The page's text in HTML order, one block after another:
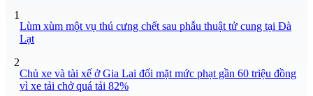
1
Lùm xùm một vụ thú cưng chết sau phẫu thuật tử cung tại Đà
Lạt
2
Chủ xe và tài xế ở Gia Lai đối mặt mức phạt gần 60 triệu đồng
vì xe tải chở quá tải 82%